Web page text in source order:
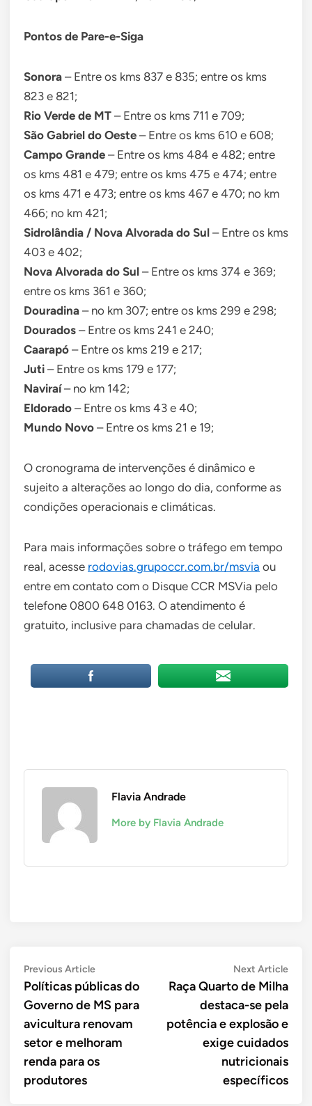
Pontos de Pare-e-Siga
Sonora – Entre os kms 837 e 835; entre os kms
823 e 821;
Rio Verde de MT – Entre os kms 711 e 709;
São Gabriel do Oeste – Entre os kms 610 e 608;
Campo Grande – Entre os kms 484 e 482; entre
os kms 481 e 479; entre os kms 475 e 474; entre
os kms 471 e 473; entre os kms 467 e 470; no km
466; no km 421;
Sidrolândia / Nova Alvorada do Sul – Entre os kms
403 e 402;
Nova Alvorada do Sul – Entre os kms 374 e 369;
entre os kms 361 e 360;
Douradina – no km 307; entre os kms 299 e 298;
Dourados – Entre os kms 241 e 240;
Caarapó – Entre os kms 219 e 217;
Juti – Entre os kms 179 e 177;
Naviraí– no km 142;
Eldorado – Entre os kms 43 e 40;
Mundo Novo – Entre os kms 21 e 19;
O cronograma de intervenções é dinâmico e
sujeito a alterações ao longo do dia, conforme as
condições operacionais e climáticas.
Para mais informações sobre o tráfego em tempo
real, acesse rodovias.grupoccr.com.br/msvia ou
entre em contato com o Disque CCR MSVia pelo
telefone 0800 648 0163. O atendimento é
gratuito, inclusive para chamadas de celular.
Flavia Andrade
More by Flavia Andrade
Navegação
de
Post
Previous ArticlePrevious
article:
Políticas públicas do
Governo de MS para
avicultura renovam
setor e melhoram
renda para os
produtores
Next ArticleNext
Raça Quarto de Milha
destaca-se pela
potência e explosão e
exige cuidados
nutricionais
específicos